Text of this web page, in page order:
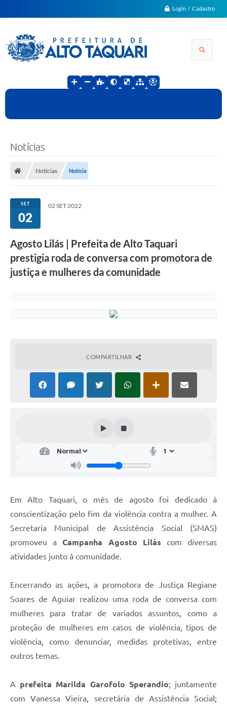
Login / Cadastro
Notícias
Notícias Notícia
SET
02
02 SET 2022
Agosto Lilás | Prefeita de Alto Taquari
prestigia roda de conversa com promotora de
justiça e mulheres da comunidade
COMPARTILHAR
Em Alto Taquari, o mês de agosto foi dedicado à
conscientização pelo fim da violência contra a mulher. A
Secretaria Municipal de Assistência Social (SMAS)
promoveu aCampanha Agosto Lilás com diversas
atividades junto à comunidade.
Encerrando as ações, a promotora de Justiça Regiane
Soares de Aguiar realizou uma roda de conversa com
mulheres para tratar de variados assuntos, como a
proteção de mulheres em casos de violência, tipos de
violência, como denunciar, medidas protetivas, entre
outros temas.
A prefeita Marilda Garofolo Sperandio; juntamente
com Vanessa Vieira, secretária de Assistência Social;